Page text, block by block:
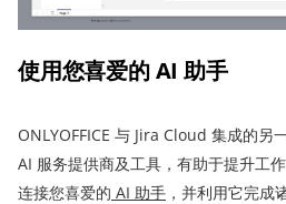
使用您喜爱的 AI 助手
ONLYOFFICE 与 Jira Cloud 集成的另
AI 服务提供商及工具，有助于提升工
连接您喜爱的 AI 助手 ，并利用它完成